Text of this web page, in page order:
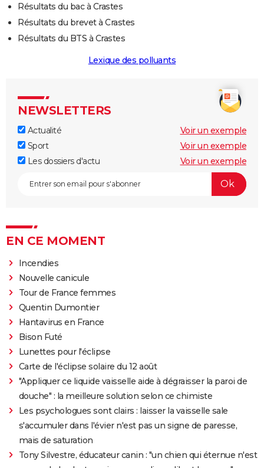
Résultats du bac à Crastes
Résultats du brevet à Crastes
Résultats du BTS à Crastes
Lexique des polluants
NEWSLETTERS
Actualité
Voir un exemple
Sport
Voir un exemple
Les dossiers d'actu
Voir un exemple
EN CE MOMENT
Incendies
Nouvelle canicule
Tour de France femmes
Quentin Dumontier
Hantavirus en France
Bison Futé
Lunettes pour l'éclipse
Carte de l'éclipse solaire du 12 août
"Appliquer ce liquide vaisselle aide à dégraisser la paroi de
douche" : la meilleure solution selon ce chimiste
Les psychologues sont clairs : laisser la vaisselle sale
s'accumuler dans l'évier n'est pas un signe de paresse,
mais de saturation
Tony Silvestre, éducateur canin : "un chien qui éternue n'est